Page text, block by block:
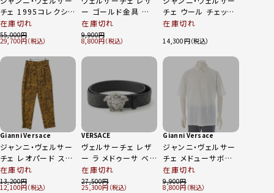
チェ 1995コレクショ
ン シルク バタフライ
フルーツ 総柄 長袖
シャツ トップス マル
チカラー
在庫切れ
55,000
29,700
ー ゴールド金具 ベ
ルト ブラック
在庫切れ
9,900
8,800
チェ ウール チェック
4タック スラックス パ
ジュ オフホワイト 52
在庫切れ
14,300
Gianni Versace
ジャンニ・ヴェルサー
チェ レオパード スラ
ックス パンツ ボトム
ス イエロー 50
在庫切れ
13,200
12,100
VERSACE
ヴェルサーチェ レザ
ー ラ メドゥーサ ベル
ト DCU4140 ブラッ
ク シルバー 100/40
在庫切れ
27,500
25,300
Gianni Versace
ジャンニ・ヴェルサー
チェ メドューサボタ
ン ポロシャツ トップ
ス ホワイト 52
在庫切れ
9,900
8,800